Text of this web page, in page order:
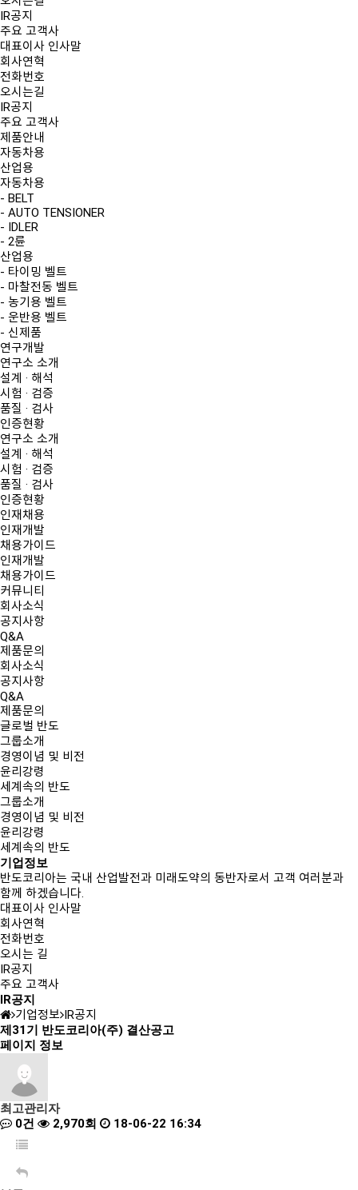
IR공지
주요 고객사
대표이사 인사말
회사연혁
전화번호
오시는길
IR공지
주요 고객사
제품안내
자동차용
산업용
자동차용
- BELT
- AUTO TENSIONER
- IDLER
- 2륜
산업용
- 타이밍 벨트
- 마찰전동 벨트
- 농기용 벨트
- 운반용 벨트
- 신제품
연구개발
연구소 소개
설계 · 해석
시험 · 검증
품질 · 검사
인증현황
연구소 소개
설계 · 해석
시험 · 검증
품질 · 검사
인증현황
인재채용
인재개발
채용가이드
인재개발
채용가이드
커뮤니티
회사소식
공지사항
Q&A
제품문의
회사소식
공지사항
Q&A
제품문의
글로벌 반도
그룹소개
경영이념 및 비전
윤리강령
세계속의 반도
그룹소개
경영이념 및 비전
윤리강령
세계속의 반도
기업정보
반도코리아는 국내 산업발전과 미래도약의 동반자로서 고객 여러분과
함께 하겠습니다.
대표이사 인사말
회사연혁
전화번호
오시는 길
IR공지
주요 고객사
IR공지
기업정보 IR공지
제31기 반도코리아(주) 결산공고
페이지 정보
최고관리자
0건
2,970회 18-06-22 16:34